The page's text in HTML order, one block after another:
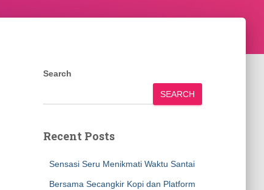
Search
SEARCH
Recent Posts
Sensasi Seru Menikmati Waktu Santai
Bersama Secangkir Kopi dan Platform